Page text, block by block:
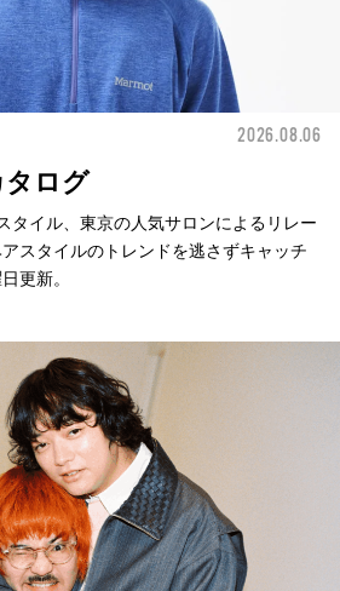
2026.08.06
タログ
タイル、東京の人気サロンによるリレー
スタイルのトレンドを逃さずキャッチ
更新。